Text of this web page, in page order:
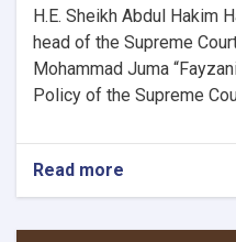
H.E. Sheikh Abdul Hakim
head of the Supreme
Mohammad Juma
Policy of the Supreme
Read more
and